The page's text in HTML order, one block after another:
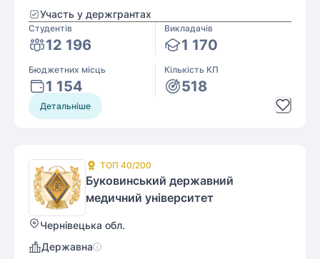
Участь у держгрантах
Студентів
12 196
Викладачів
1 170
Бюджетних місць
1 154
Кількість КП
518
Детальніше
ТОП 40/200
Буковинський державний
медичний університет
Чернівецька обл.
Державна